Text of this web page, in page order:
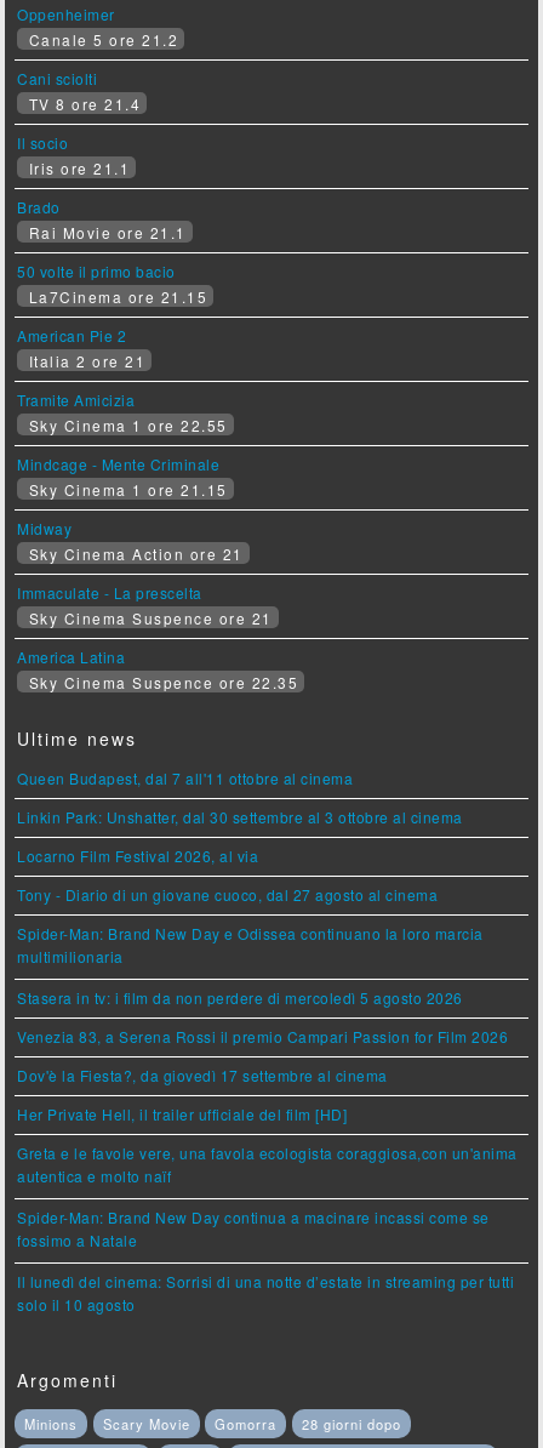
Oppenheimer
Canale 5 ore 21.2
Cani sciolti
TV 8 ore 21.4
Il socio
Iris ore 21.1
Brado
Rai Movie ore 21.1
50 volte il primo bacio
La7Cinema ore 21.15
American Pie 2
Italia 2 ore 21
Tramite Amicizia
Sky Cinema 1 ore 22.55
Mindcage - Mente Criminale
Sky Cinema 1 ore 21.15
Midway
Sky Cinema Action ore 21
Immaculate - La prescelta
Sky Cinema Suspence ore 21
America Latina
Sky Cinema Suspence ore 22.35
Ultime news
Queen Budapest, dal 7 all'11 ottobre al cinema
Linkin Park: Unshatter, dal 30 settembre al 3 ottobre al cinema
Locarno Film Festival 2026, al via
Tony - Diario di un giovane cuoco, dal 27 agosto al cinema
Spider-Man: Brand New Day e Odissea continuano la loro marcia
multimilionaria
Stasera in tv: i film da non perdere di mercoledì 5 agosto 2026
Venezia 83, a Serena Rossi il premio Campari Passion for Film 2026
Dov'è la Fiesta?, da giovedì 17 settembre al cinema
Her Private Hell, il trailer ufficiale del film [HD]
Greta e le favole vere, una favola ecologista coraggiosa,con un'anima
autentica e molto naïf
Spider-Man: Brand New Day continua a macinare incassi come se
fossimo a Natale
Il lunedì del cinema: Sorrisi di una notte d’estate in streaming per tutti
solo il 10 agosto
Argomenti
Minions Scary Movie Gomorra
28 giorni dopo